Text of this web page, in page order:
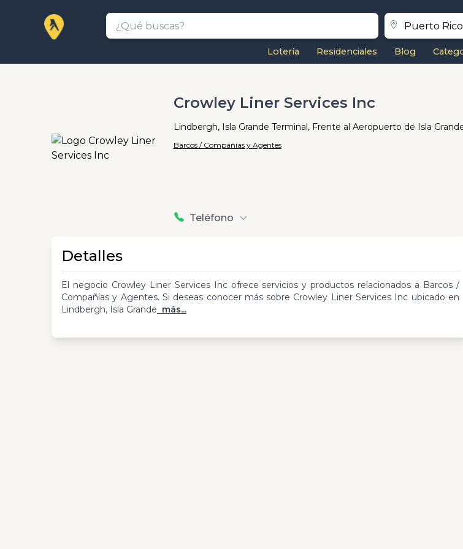
Lotería Residenciales Blog
Crowley Liner Services Inc
Lindbergh, Isla Grande Terminal, Frente al Aeropuerto de Isla
Barcos / Compañías y Agentes
Teléfono
Detalles
El negocio Crowley Liner Services Inc ofrece servicios y productos relacionados a Barcos /
Compañías y Agentes. Si deseas conocer más sobre Crowley Liner Services Inc ubicado en
Lindbergh, Isla Grande más...